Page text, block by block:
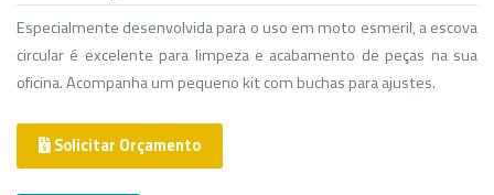
Especialmente desenvolvida para o uso em moto esmeril, a escova
circular é excelente para limpeza e acabamento de peças na sua
oficina. Acompanha um pequeno kit com buchas para ajustes.
Solicitar Orçamento